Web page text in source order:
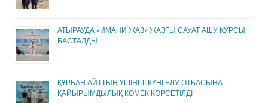
АТЫРАУДА «ИМАНИ ЖАЗ» ЖАЗҒЫ САУАТ АШУ КУРСЫ
БАСТАЛДЫ
ҚҰРБАН АЙТТЫҢ ҮШІНШІ КҮНІ ЕЛУ ОТБАСЫНА
ҚАЙЫРЫМДЫЛЫҚ КӨМЕК КӨРСЕТІЛДІ